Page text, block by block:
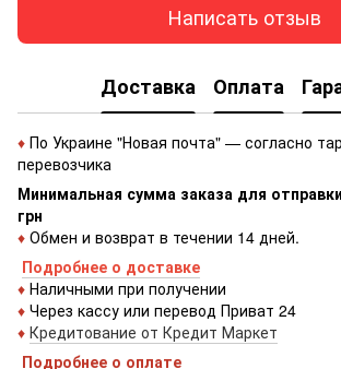
Написать отзыв
Доставка Оплата
♦ По Украине "Новая почта" — согласно
перевозчика
Минимальная сумма заказа для
грн
♦ Обмен и возврат в течении 14 дней.
Подробнее о доставке
♦ Наличными при получении
♦ Через кассу или перевод Приват 24
♦ Кредитование от Кредит Маркет
Подробнее о оплате